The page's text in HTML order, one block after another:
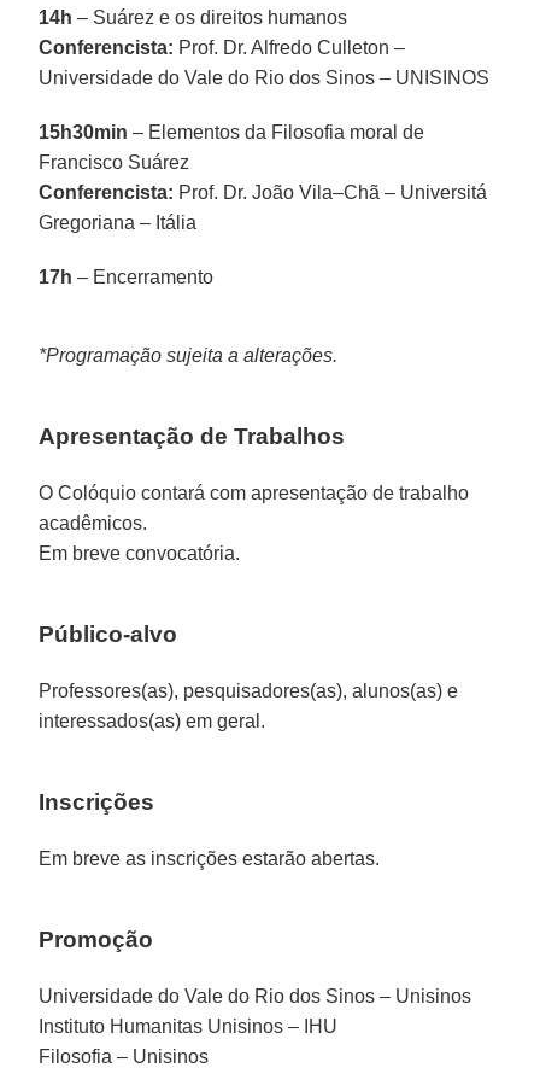
14h – Suárez e os direitos humanos
Conferencista: Prof. Dr. Alfredo Culleton –
Universidade do Vale do Rio dos Sinos – UNISINOS
15h30min – Elementos da Filosofia moral de
Francisco Suárez
Conferencista: Prof. Dr. João Vila–Chã – Universitá
Gregoriana – Itália
17h – Encerramento
*Programação sujeita a alterações.
Apresentação de Trabalhos
O Colóquio contará com apresentação de trabalho
acadêmicos.
Em breve convocatória.
Público-alvo
Professores(as), pesquisadores(as), alunos(as) e
interessados(as) em geral.
Inscrições
Em breve as inscrições estarão abertas.
Promoção
Universidade do Vale do Rio dos Sinos – Unisinos
Instituto Humanitas Unisinos – IHU
Filosofia – Unisinos